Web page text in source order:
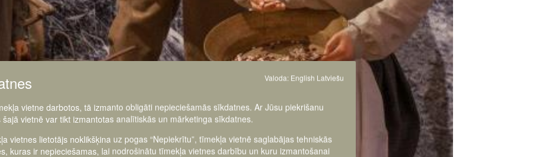
Valoda: English Latviešu
vietne darbotos, tā izmanto obligāti nepieciešamās sīkdatnes. Ar Jūsu piekrišanu
šajā vietnē var tikt izmantotas analītiskās un mārketinga sīkdatnes.
vietnes lietotājs noklikšķina uz pogas “Nepiekrītu”, tīmekļa vietnē saglabājas tehniskās
kuras ir nepieciešamas, lai nodrošinātu tīmekļa vietnes darbību un kuru izmantošanai